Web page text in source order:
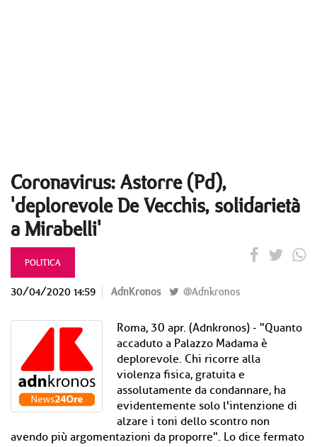
Coronavirus: Astorre (Pd),
'deplorevole De Vecchis, solidarietà
a Mirabelli'
POLITICA
30/04/2020 14:59 AdnKronos @Adnkronos
Roma, 30 apr. (Adnkronos) - "Quanto
accaduto a Palazzo Madama è
deplorevole. Chi ricorre alla
violenza fisica, gratuita e
assolutamente da condannare, ha
evidentemente solo l'intenzione di
alzare i toni dello scontro non
avendo più argomentazioni da proporre". Lo dice fermato